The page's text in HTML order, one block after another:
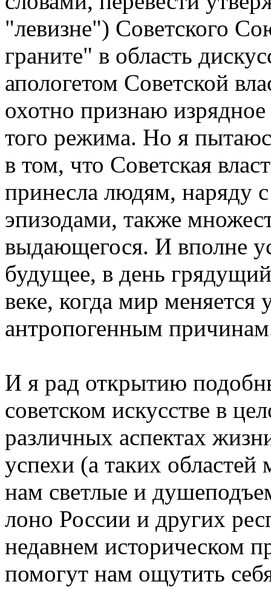
"левизне") Советского
граните" в область
апологетом Советской
охотно признаю
того режима. Но я
в том, что Советская
принесла людям, наряду
эпизодами, также
выдающегося. И вполне
будущее, в день
веке, когда мир
антропогенным
И я рад открытию
советском искусстве в
различных аспектах
успехи (а таких
нам светлые и
лоно России и других
недавнем историческом
помогут нам ощутить